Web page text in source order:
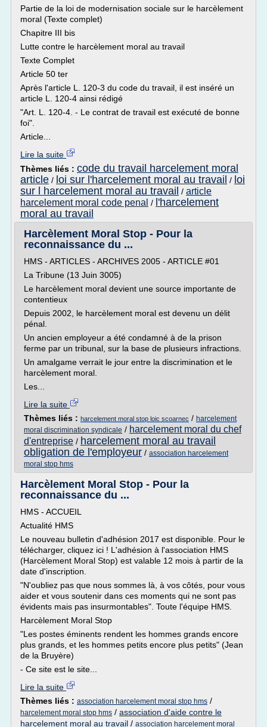
Partie de la loi de modernisation sociale sur le harcèlement
moral (Texte complet)
Chapitre III bis
Lutte contre le harcèlement moral au travail
Texte Complet
Article 50 ter
Après l'article L. 120-3 du code du travail, il est inséré un
article L. 120-4 ainsi rédigé
"Art. L. 120-4. - Le contrat de travail est exécuté de bonne
foi".
Article...
Lire la suite
Thèmes liés : code du travail harcelement moral
article / loi sur l'harcelement moral au travail / loi
sur l harcelement moral au travail / article
harcelement moral code penal / l'harcelement
moral au travail
Harcèlement Moral Stop - Pour la
reconnaissance du ...
HMS - ARTICLES - ARCHIVES 2005 - ARTICLE #01
La Tribune (13 Juin 3005)
Le harcèlement moral devient une source importante de
contentieux
Depuis 2002, le harcèlement moral est devenu un délit
pénal.
Un ancien employeur a été condamné à de la prison
ferme par un tribunal, sur la base de plusieurs infractions.
Un amalgame verrait le jour entre la discrimination et le
harcèlement moral.
Les...
Lire la suite
Thèmes liés : harcelement moral stop loic scoarnec / harcelement
moral discrimination syndicale / harcelement moral du chef
d'entreprise / harcelement moral au travail
obligation de l'employeur / association harcelement
moral stop hms
Harcèlement Moral Stop - Pour la
reconnaissance du ...
HMS - ACCUEIL
Actualité HMS
Le nouveau bulletin d'adhésion 2017 est disponible. Pour le
télécharger, cliquez ici ! L'adhésion à l'association HMS
(Harcèlement Moral Stop) est valable 12 mois à partir de la
date d'inscription.
"N'oubliez pas que nous sommes là, à vos côtés, pour vous
aider et vous soutenir dans ces moments qui ne sont pas
évidents mais pas insurmontables". Toute l'équipe HMS.
Harcèlement Moral Stop
"Les postes éminents rendent les hommes grands encore
plus grands, et les hommes petits encore plus petits" (Jean
de la Bruyère)
- Ce site est le site...
Lire la suite
Thèmes liés : association harcelement moral stop hms /
harcelement moral stop hms / association d'aide contre le
harcelement moral au travail / association harcelement moral